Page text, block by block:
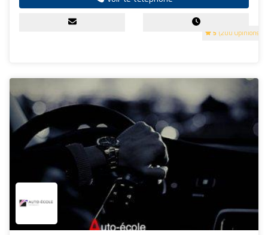
5 (200 Opinions)